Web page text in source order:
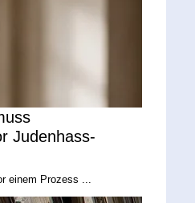
Judenhass-
einem Prozess ...